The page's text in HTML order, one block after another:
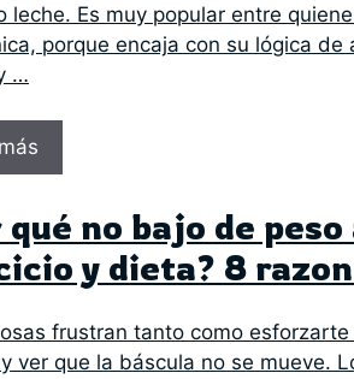
leche. Es muy popular entre
porque encaja con su lógica de
…
qué no bajo de
y dieta? 8
frustran tanto como
ver que la báscula no se mueve.